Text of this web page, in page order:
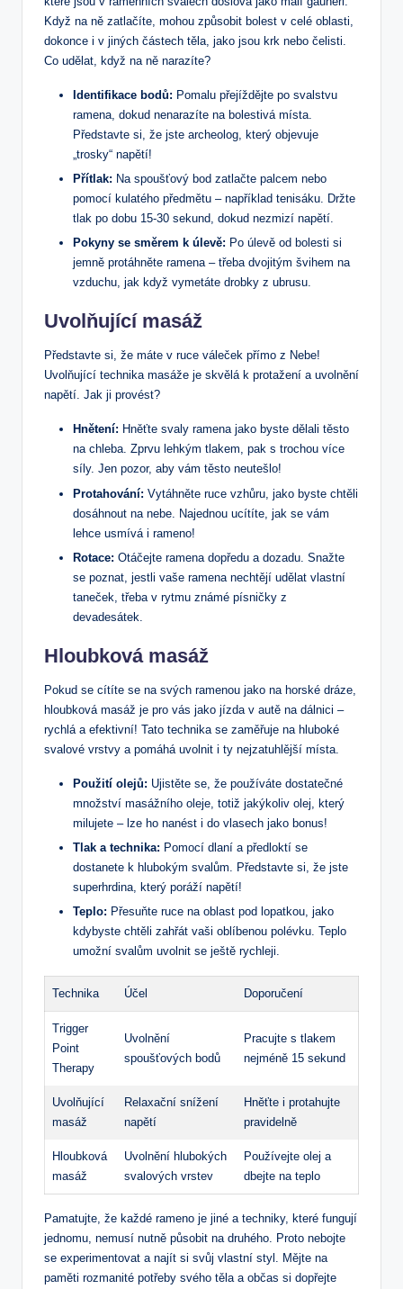
Když na ně zatlačíte, mohou způsobit bolest v celé oblasti,
dokonce i v jiných částech těla, jako jsou krk nebo čelisti.
Co udělat, když na ně narazíte?
Identifikace bodů: Pomalu přejíždějte po svalstvu
ramena, dokud nenarazíte na bolestivá místa.
Představte si, že jste archeolog, který objevuje
„trosky“ napětí!
Přítlak: Na spoušťový bod zatlačte palcem nebo
pomocí kulatého předmětu – například tenisáku. Držte
tlak po dobu 15-30 sekund, dokud nezmizí napětí.
Pokyny se směrem k úlevě: Po úlevě od bolesti si
jemně protáhněte ramena – třeba dvojitým švihem na
vzduchu, jak když vymetáte drobky z ubrusu.
Uvolňující masáž
Představte si, že máte v ruce váleček přímo z Nebe!
Uvolňující technika masáže je skvělá k protažení a uvolnění
napětí. Jak ji provést?
Hnětení: Hněťte svaly ramena jako byste dělali těsto
na chleba. Zprvu lehkým tlakem, pak s trochou více
síly. Jen pozor, aby vám těsto neutešlo!
Protahování: Vytáhněte ruce vzhůru, jako byste chtěli
dosáhnout na nebe. Najednou ucítíte, jak se vám
lehce usmívá i rameno!
Rotace: Otáčejte ramena dopředu a dozadu. Snažte
se poznat, jestli vaše ramena nechtějí udělat vlastní
taneček, třeba v rytmu známé písničky z
devadesátek.
Hloubková masáž
Pokud se cítíte se na svých ramenou jako na horské dráze,
hloubková masáž je pro vás jako jízda v autě na dálnici –
rychlá a efektivní! Tato technika se zaměřuje na hluboké
svalové vrstvy a pomáhá uvolnit i ty nejzatuhlější místa.
Použití olejů: Ujistěte se, že používáte dostatečné
množství masážního oleje, totiž jakýkoliv olej, který
milujete – lze ho nanést i do vlasech jako bonus!
Tlak a technika: Pomocí dlaní a předloktí se
dostanete k hlubokým svalům. Představte si, že jste
superhrdina, který poráží napětí!
Teplo: Přesuňte ruce na oblast pod lopatkou, jako
kdybyste chtěli zahřát vaši oblíbenou polévku. Teplo
umožní svalům uvolnit se ještě rychleji.
Technika Účel Doporučení
Trigger
Point
Therapy
Uvolnění
spoušťových bodů
Pracujte s tlakem
nejméně 15 sekund
Uvolňující
masáž
Relaxační snížení
napětí
Hněťte i protahujte
pravidelně
Hloubková
masáž
Uvolnění hlubokých
svalových vrstev
Používejte olej a
dbejte na teplo
Pamatujte, že každé rameno je jiné a techniky, které fungují
jednomu, nemusí nutně působit na druhého. Proto nebojte
se experimentovat a najít si svůj vlastní styl. Mějte na
paměti rozmanité potřeby svého těla a občas si dopřejte